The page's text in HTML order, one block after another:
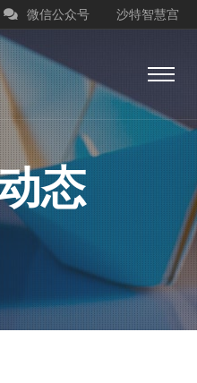
沙特智慧宫
微信公众号
态